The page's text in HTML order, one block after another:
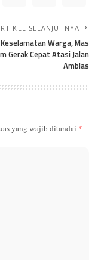
SELANJUTNYA
Warga, Mas
Gerak Cepat Atasi Jalan
Amblas
yang wajib ditandai *